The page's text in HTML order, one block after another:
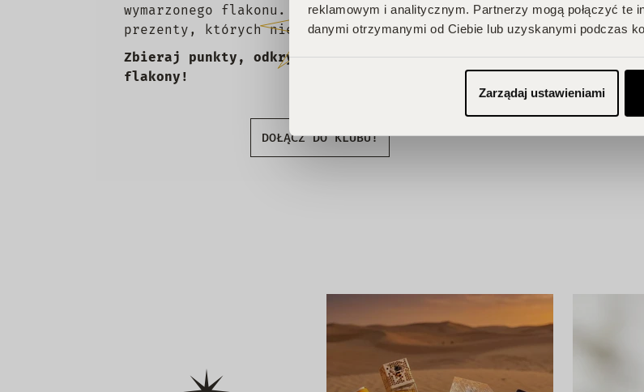
reklamowym i analitycznym. Partnerzy mogą połączyć te
danymi otrzymanymi od Ciebie lub uzyskanymi podczas
Zarządaj ustawieniami
wymarzonego flakonu. Czekają na Ciebie zniżki i
prezenty, których nie chcesz przegapić!
Zbieraj punkty, odkrywaj emocje, odbieraj
flakony!
DOŁĄCZ DO KLUBU!